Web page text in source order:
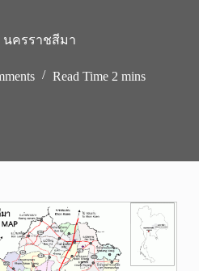
นครราชสีมา
Read Time 2 mins